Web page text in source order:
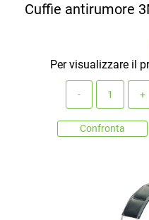
Cuffie antirumore
Per visualizzare il
Confronta